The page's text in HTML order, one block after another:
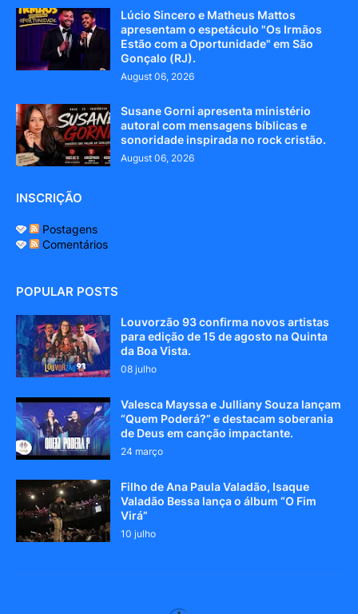
Lúcio Sincero e Matheus Mattos
apresentam o espetáculo "Os Irmãos
Estão com a Oportunidade" em São
Gonçalo (RJ).
August 06, 2026
Susane Gorni apresenta ministério
autoral com mensagens bíblicas e
sonoridade inspirada no rock cristão.
August 06, 2026
INSCRIÇÃO
Postagens
Comentários
POPULAR POSTS
Louvorzão 93 confirma novos artistas
para edição de 15 de agosto na Quinta
da Boa Vista.
08 julho
Valesca Mayssa e Julliany Souza lançam
“Quem Poderá?” e destacam soberania
de Deus em canção impactante.
24 março
Filho de Ana Paula Valadão, Isaque
Valadão Bessa lança o álbum “O Fim
Virá”
10 julho